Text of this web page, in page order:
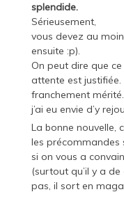
splendide.
Sérieusement,
vous devez au
ensuite :p).
On peut dire que
attente est justifiée.
franchement
j’ai eu envie d’y
La bonne nouvelle,
les précommandes
si on vous a
(surtout qu’il y a
pas, il sort en